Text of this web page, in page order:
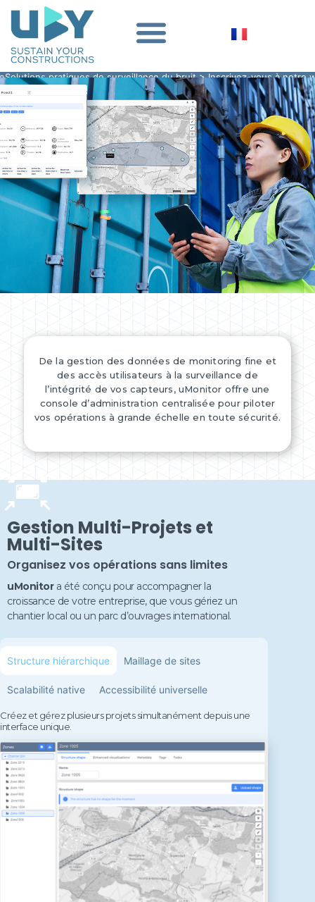
pratiques de surveillance du bruit > Inscrivez-vous à notre webinaire
Administration
& sécurité
Un contrôle total sur
De la gestion des données de monitoring fine et
des accès utilisateurs à la surveillance de
l’intégrité de vos capteurs, uMonitor offre une
console d’administration centralisée pour piloter
vos opérations à grande échelle en toute sécurité.
Gestion Multi-Projets et
Multi-Sites
Organisez vos opérations sans limites
uMonitora été conçu pour accompagner la
croissance de votre entreprise, que vous gériez un
chantier local ou un parc d’ouvrages international.
Structure hiérarchique Maillage de sites
Scalabilité native Accessibilité universelle
Créez et gérez plusieurs projets simultanément depuis une
interface unique.